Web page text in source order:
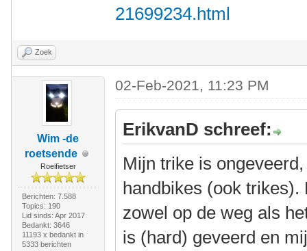
21699234.html
Zoek
Wim -de
roetsende
Roeifietser
Berichten: 7.588
Topics: 190
Lid sinds: Apr 2017
Bedankt: 3646
11193 x bedankt in
5333 berichten
02-Feb-2021, 11:23 PM
ErikvanD schreef:
Mijn trike is
handbikes (ook
zowel op de weg als
is (hard) geveerd en